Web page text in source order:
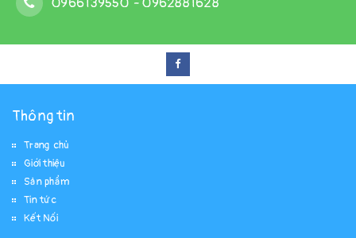
Thông tin
Trang chủ
Giới thiệu
Sản phẩm
Tin tức
Kết Nối